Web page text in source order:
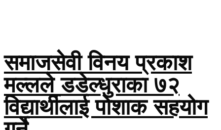
समाजसेवी विनय प्रकाश
मल्लले डडेल्धुराका ७२
विद्यार्थीलाई पोशाक सहयोग